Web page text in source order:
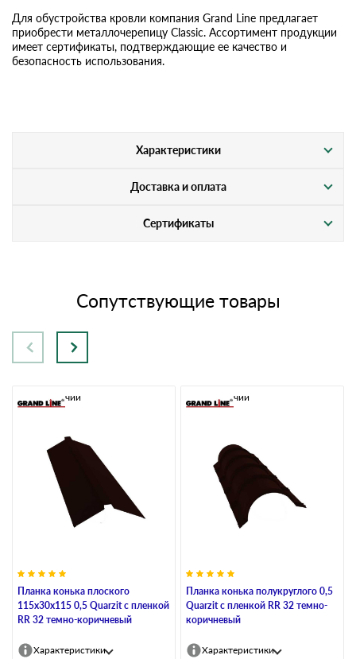
Для обустройства кровли компания Grand Line предлагает
приобрести металлочерепицу Classic. Ассортимент продукции
имеет сертификаты, подтверждающие ее качество и
безопасность использования.
Характеристики
Доставка и оплата
Сертификаты
Сопутствующие товары
Планка конька плоского
115х30х115 0,5 Quarzit с пленкой
RR 32 темно-коричневый
В наличии
Характеристики
Планка конька полукруглого 0,5
Quarzit с пленкой RR 32 темно-
коричневый
В наличии
Характеристики